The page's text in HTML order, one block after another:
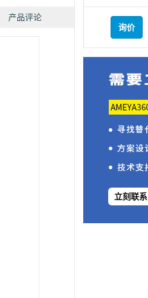
产品评论
询价
立刻联系